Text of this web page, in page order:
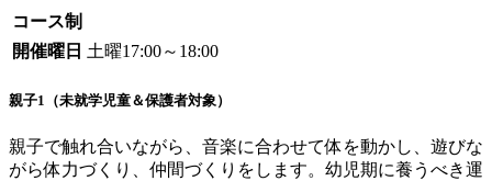
コース制
開催曜日 土曜17:00～18:00
親子1（未就学児童＆保護者対象）
親子で触れ合いながら、音楽に合わせて体を動かし、遊びな
がら体力づくり、仲間づくりをします。幼児期に養うべき運